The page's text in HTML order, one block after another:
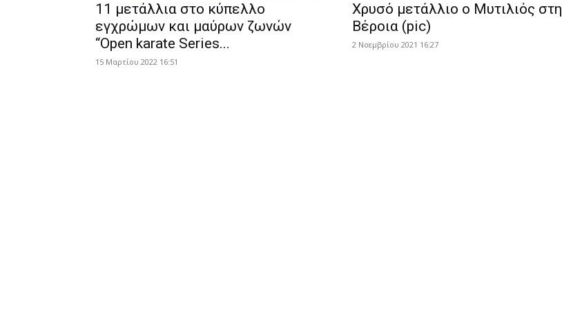
11 μετάλλια στο κύπελλο
εγχρώμων και μαύρων ζωνών
“Open karate Series...
15 Μαρτίου 2022 16:51
Χρυσό μετάλλιο ο Μυτιλιός στη
Βέροια (pic)
2 Νοεμβρίου 2021 16:27